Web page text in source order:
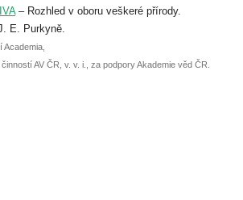
přednášky nebo
června.
– Rozhled v oboru veškeré přírody.
E. Purkyně.
AV ČR, v. v. i., za podpory Akademie věd ČR.